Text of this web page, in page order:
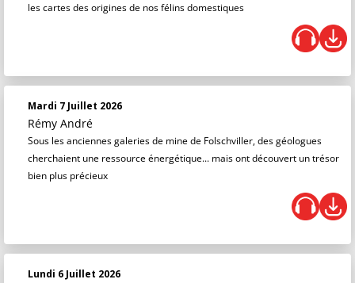
les cartes des origines de nos félins domestiques
Mardi 7 Juillet 2026
Rémy André
Sous les anciennes galeries de mine de Folschviller, des géologues
cherchaient une ressource énergétique... mais ont découvert un trésor
bien plus précieux
Lundi 6 Juillet 2026